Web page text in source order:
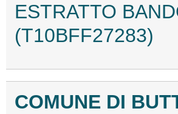
ESTRATTO
(T10BFF27283)
COMUNE DI